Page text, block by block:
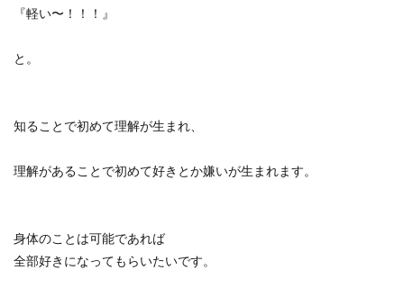
『軽い〜！！！』
と。
知ることで初めて理解が生まれ、
理解があることで初めて好きとか嫌いが生まれます。
身体のことは可能であれば
全部好きになってもらいたいです。